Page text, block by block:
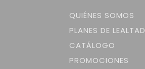
QUIÉNES SOMOS
PLANES DE LEALTAD
CATÁLOGO
PROMOCIONES